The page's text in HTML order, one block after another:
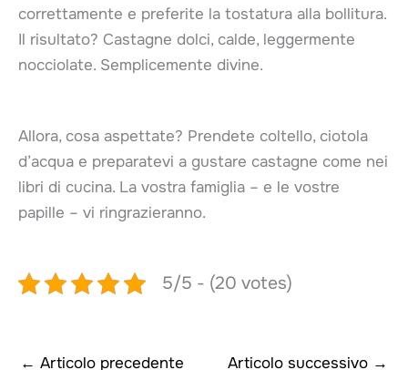
correttamente e preferite la tostatura alla bollitura.
Il risultato? Castagne dolci, calde, leggermente
nocciolate. Semplicemente divine.
Allora, cosa aspettate? Prendete coltello, ciotola
d’acqua e preparatevi a gustare castagne come nei
libri di cucina. La vostra famiglia – e le vostre
papille – vi ringrazieranno.
5/5 - (20 votes)
← Articolo precedente Articolo successivo →